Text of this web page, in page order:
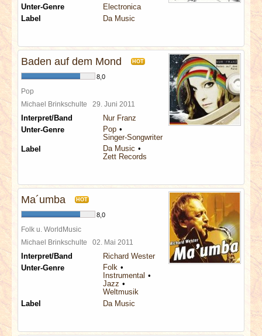
Unter-Genre
Electronica
Label
Da Music
Baden auf dem Mond HOT
8,0
Pop
Michael Brinkschulte 29. Juni 2011
Interpret/Band
Nur Franz
Unter-Genre
Pop
Singer-Songwriter
Label
Da Music
Zett Records
Ma´umba HOT
8,0
Folk u. WorldMusic
Michael Brinkschulte 02. Mai 2011
Interpret/Band
Richard Wester
Unter-Genre
Folk
Instrumental
Jazz
Weltmusik
Label
Da Music